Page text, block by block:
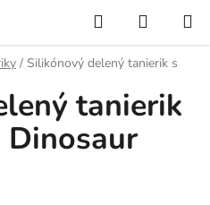
Hľadať
KOŠÍK
/ Silikónový delený tanierik s
tanierik